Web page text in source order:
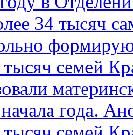
34 тысяч
семей
года.